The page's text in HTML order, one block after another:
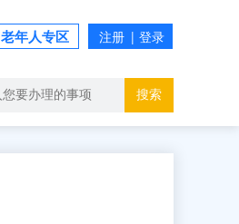
老年人专区
搜索